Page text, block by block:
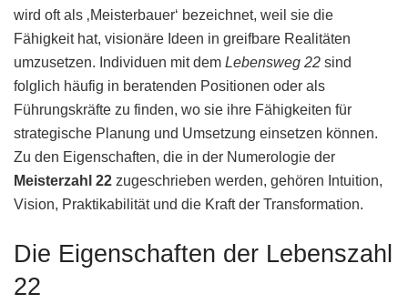
wird oft als ‚Meisterbauer‘ bezeichnet, weil sie die
Fähigkeit hat, visionäre Ideen in greifbare Realitäten
umzusetzen. Individuen mit dem Lebensweg 22 sind
folglich häufig in beratenden Positionen oder als
Führungskräfte zu finden, wo sie ihre Fähigkeiten für
strategische Planung und Umsetzung einsetzen können.
Zu den Eigenschaften, die in der Numerologie der
Meisterzahl 22 zugeschrieben werden, gehören Intuition,
Vision, Praktikabilität und die Kraft der Transformation.
Die Eigenschaften der Lebenszahl
22